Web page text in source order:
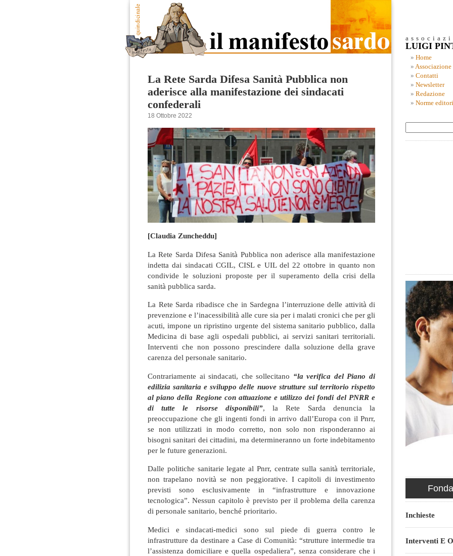
La Rete Sarda Difesa Sanità Pubblica non
aderisce alla manifestazione dei sindacati
confederali
18 Ottobre 2022
[Claudia Zuncheddu]
La Rete Sarda Difesa Sanità Pubblica non aderisce alla manifestazione
indetta dai sindacati CGIL, CISL e UIL del 22 ottobre in quanto non
condivide le soluzioni proposte per il superamento della crisi della
sanità pubblica sarda.
La Rete Sarda ribadisce che in Sardegna l’interruzione delle attività di
prevenzione e l’inacessibilità alle cure sia per i malati cronici che per gli
acuti, impone un ripristino urgente del sistema sanitario pubblico, dalla
Medicina di base agli ospedali pubblici, ai servizi sanitari territoriali.
Interventi che non possono prescindere dalla soluzione della grave
carenza del personale sanitario.
Contrariamente ai sindacati, che sollecitano “la verifica del Piano di
edilizia sanitaria e sviluppo delle nuove strutture sul territorio rispetto
al piano della Regione con attuazione e utilizzo dei fondi del PNRR e
di tutte le risorse disponibili”, la Rete Sarda denuncia la
preoccupazione che gli ingenti fondi in arrivo dall’Europa con il Pnrr,
se non utilizzati in modo corretto, non solo non risponderanno ai
bisogni sanitari dei cittadini, ma determineranno un forte indebitamento
per le future generazioni.
Dalle politiche sanitarie legate al Pnrr, centrate sulla sanità territoriale,
non trapelano novità se non peggiorative. I capitoli di investimento
previsti sono esclusivamente in “infrastrutture e innovazione
tecnologica”. Nessun capitolo è previsto per il problema della carenza
di personale sanitario, benché prioritario.
Medici e sindacati-medici sono sul piede di guerra contro le
infrastrutture da destinare a Case di Comunità: “strutture intermedie tra
l’assistenza domiciliare e quella ospedaliera”, senza considerare che i
LUIGI
Home
Associazione
Contatti
Newsletter
Redazione
Norme
Inchieste
Interventi E